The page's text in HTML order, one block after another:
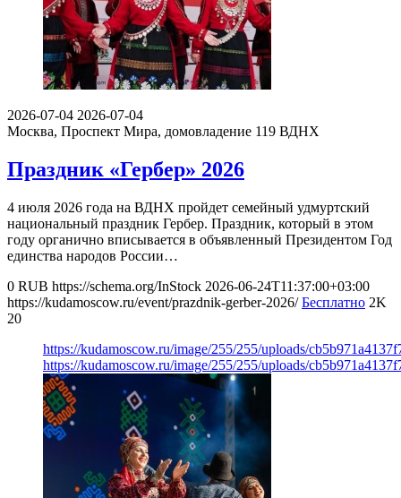
2026-07-04 2026-07-04
Москва, Проспект Мира, домовладение 119 ВДНХ
Праздник «Гербер» 2026
4 июля 2026 года на ВДНХ пройдет семейный удмуртский
национальный праздник Гербер. Праздник, который в этом
году органично вписывается в объявленный Президентом Год
единства народов России…
0 RUB https://schema.org/InStock 2026-06-24T11:37:00+03:00
https://kudamoscow.ru/event/prazdnik-gerber-2026/ Бесплатно 2K
20
https://kudamoscow.ru/image/255/255/uploads/
https://kudamoscow.ru/image/255/255/uploads/